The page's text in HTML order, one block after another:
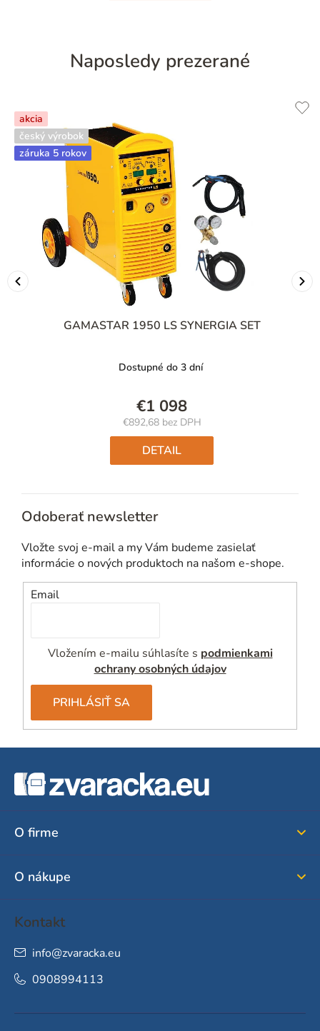
Naposledy prezerané
akcia
český výrobok
záruka 5 rokov
GAMASTAR 1950 LS SYNERGIA SET
Dostupné do 3 dní
€1 098
€892,68 bez DPH
Jednotková
cena:
DETAIL
Odoberať newsletter
Vložte svoj e-mail a my Vám budeme zasielať
informácie o nových produktoch na našom e-shope.
Email
Vložením e-mailu súhlasíte s podmienkami
ochrany osobných údajov
PRIHLÁSIŤ SA
O firme
O nákupe
Kontakt
info@zvaracka.eu
0908994113